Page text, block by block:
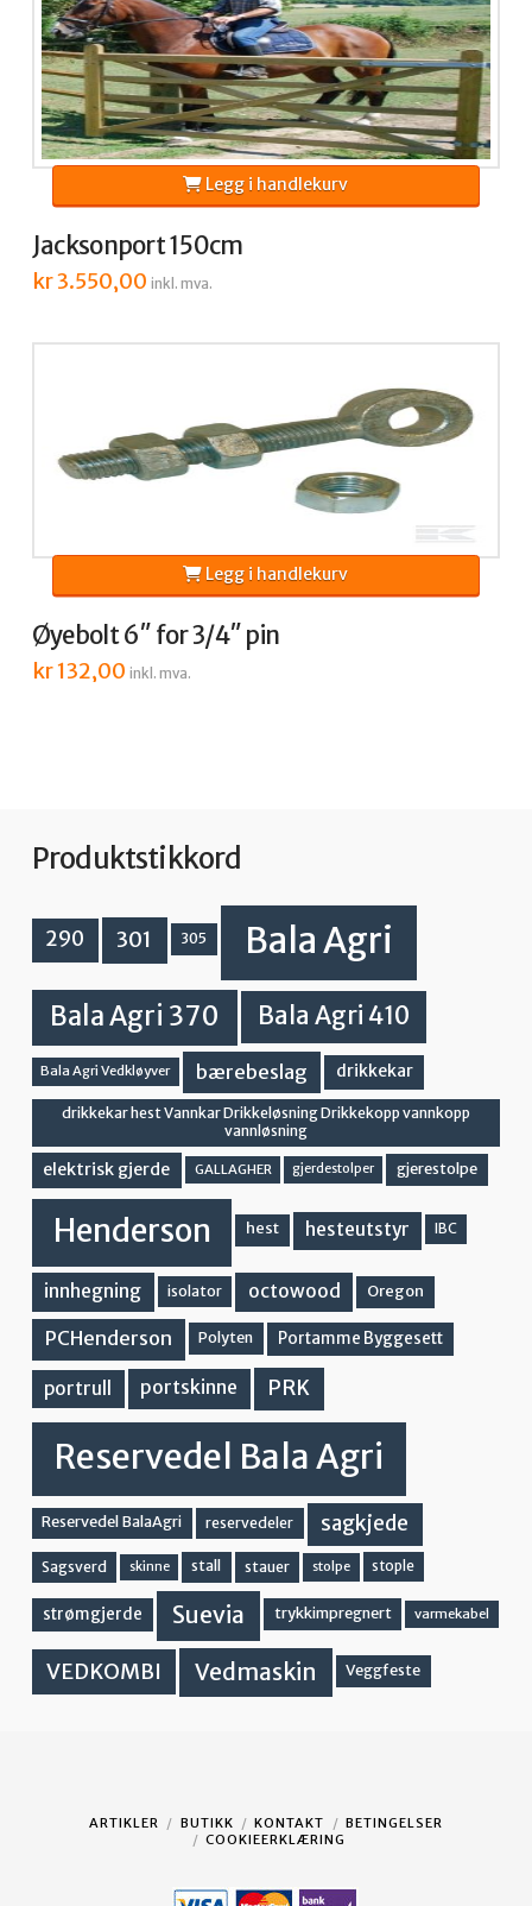
Jacksonport 150cm
kr3.550,00 inkl. mva.
Legg i handlekurv
Øyebolt 6″ for 3/4″ pin
kr132,00 inkl. mva.
Legg i handlekurv
Produktstikkord
290 301 305 Bala Agri
Bala Agri 370 Bala Agri 410
Bala Agri Vedkløyver bærebeslag drikkekar
drikkekar hest Vannkar Drikkeløsning Drikkekopp vannkopp
vannløsning
elektrisk gjerde GALLAGHER gjerdestolper gjerestolpe
Henderson hest hesteutstyr IBC
innhegning isolator octowood Oregon
PCHenderson Polyten Portamme Byggesett
portrull portskinne PRK
Reservedel Bala Agri
Reservedel BalaAgri reservedeler sagkjede
Sagsverd skinne stall stauer stolpe stople
strømgjerde Suevia trykkimpregnert varmekabel
VEDKOMBI Vedmaskin Veggfeste
ARTIKLER BUTIKK KONTAKT
BETINGELSER
COOKIEERKLÆRING